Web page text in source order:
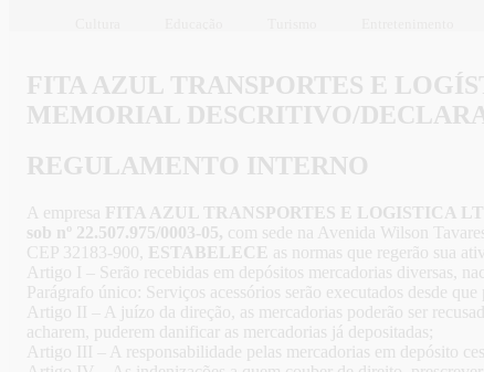
FITA AZUL TRANSPORTES E
MEMORIAL DESCRITIVO/
REGULAMENTO INTERNO
A empresa FITA AZUL TRANSPORTES E LOGISTICA
sob nº 22.507.975/0003-05, com sede na Avenida Wilson
CEP 32183-900,
ESTABELECE as normas que regerão sua
Artigo I – Serão recebidas em depósitos mercadorias diversas,
Parágrafo único: Serviços acessórios serão executados desde
Artigo II – A juízo da direção, as mercadorias poderão ser
acharem, puderem danificar as mercadorias já depositadas;
Artigo III – A responsabilidade pelas mercadorias em depósito